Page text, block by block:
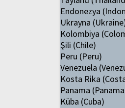
Endonezya
Ukrayna
Kolombiya
Şili (Chile)
Peru (Peru)
Venezuela
Kosta Rika
Panama
Küba (Cuba)